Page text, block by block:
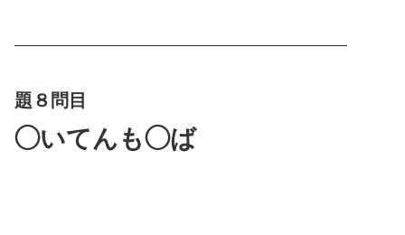
———————————————————————
題８問目
◯いてんも◯ば